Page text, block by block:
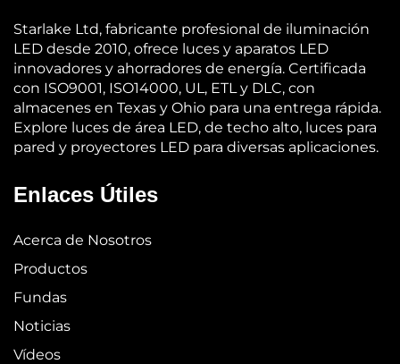
Starlake Ltd, fabricante profesional de iluminación
LED desde 2010, ofrece luces y aparatos LED
innovadores y ahorradores de energía. Certificada
con ISO9001, ISO14000, UL, ETL y DLC, con
almacenes en Texas y Ohio para una entrega rápida.
Explore luces de área LED, de techo alto, luces para
pared y proyectores LED para diversas aplicaciones.
Enlaces Útiles
Acerca de Nosotros
Productos
Fundas
Noticias
Vídeos